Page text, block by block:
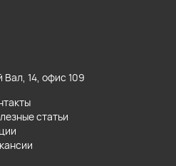
Вал, 14, офис 109
статьи